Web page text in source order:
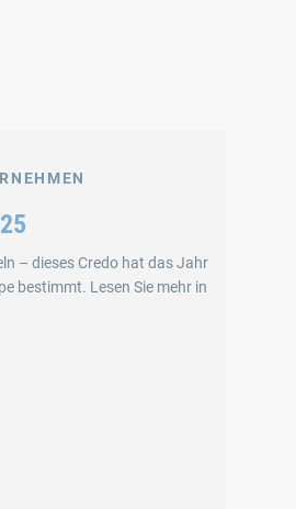
– dieses Credo hat das Jahr
bestimmt. Lesen Sie mehr in